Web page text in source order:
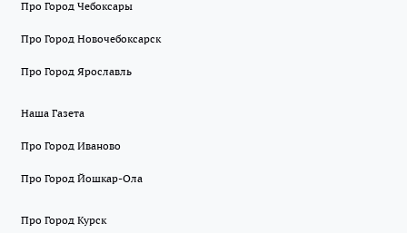
Про Город Чебоксары
Про Город Новочебоксарск
Про Город Ярославль
Наша Газета
Про Город Иваново
Про Город Йошкар-Ола
Про Город Курск